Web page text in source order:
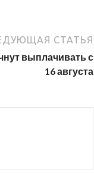
СТАТЬЯ
выплачивать с
16 августа